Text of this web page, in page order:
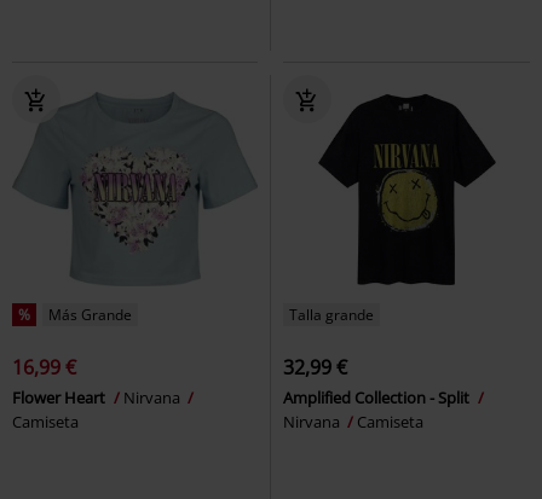
% Más Grande
16,99 €
Flower Heart
Nirvana
Camiseta
Talla grande
32,99 €
Amplified Collection - Split
Nirvana
Camiseta